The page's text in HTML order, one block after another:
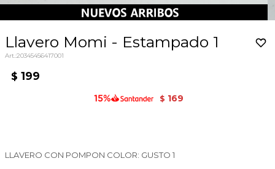
Llavero Momi - Estampado 1
20345456417001
$ 199
$ 169
LLAVERO CON POMPON COLOR: GUSTO 1